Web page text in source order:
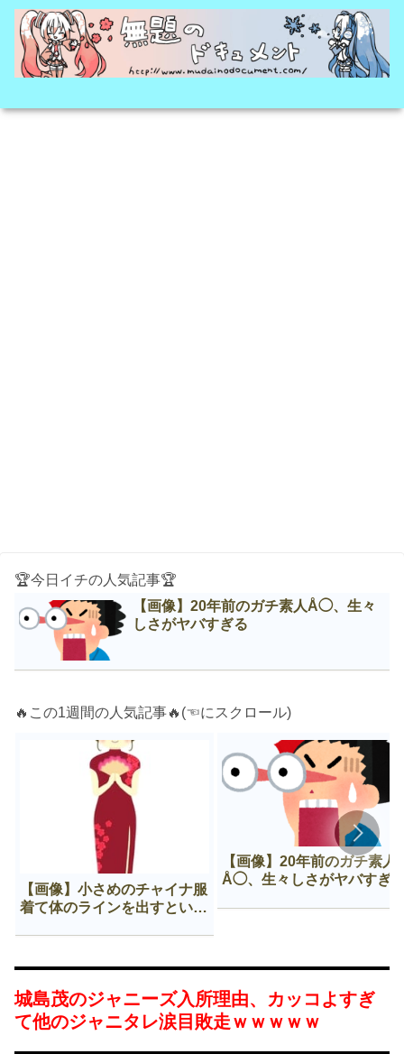
🏆今日イチの人気記事🏆
【画像】20年前のガチ素人Å◯、生々
しさがヤバすぎる
🔥この1週間の人気記事🔥(☜にスクロール)
【画像】小さめのチャイナ服
着て体のラインを出すという
【画像】20年前のガチ素人
Å◯、生々しさがヤバすぎ
城島茂のジャニーズ入所理由、カッコよすぎ
て他のジャニタレ涙目敗走ｗｗｗｗｗ